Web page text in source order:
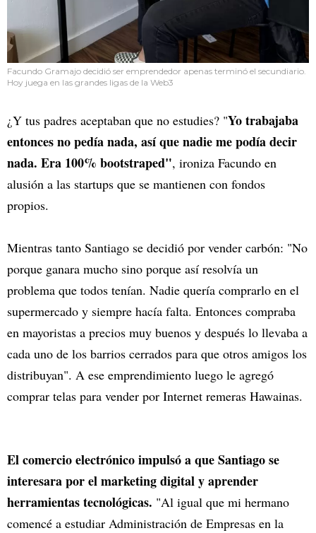
Facundo Gramajo decidió ser emprendedor apenas terminó el secundiario.
Hoy juega en las grandes ligas de la Web3
¿Y tus padres aceptaban que no estudies? "Yo trabajaba
entonces no pedía nada, así que nadie me podía decir
nada. Era 100% bootstraped", ironiza Facundo en
alusión a las startups que se mantienen con fondos
propios.
Mientras tanto Santiago se decidió por vender carbón: "No
porque ganara mucho sino porque así resolvía un
problema que todos tenían. Nadie quería comprarlo en el
supermercado y siempre hacía falta. Entonces compraba
en mayoristas a precios muy buenos y después lo llevaba a
cada uno de los barrios cerrados para que otros amigos los
distribuyan". A ese emprendimiento luego le agregó
comprar telas para vender por Internet remeras Hawainas.
El comercio electrónico impulsó a que Santiago se
interesara por el marketing digital y aprender
herramientas tecnológicas. "Al igual que mi hermano
comencé a estudiar Administración de Empresas en la